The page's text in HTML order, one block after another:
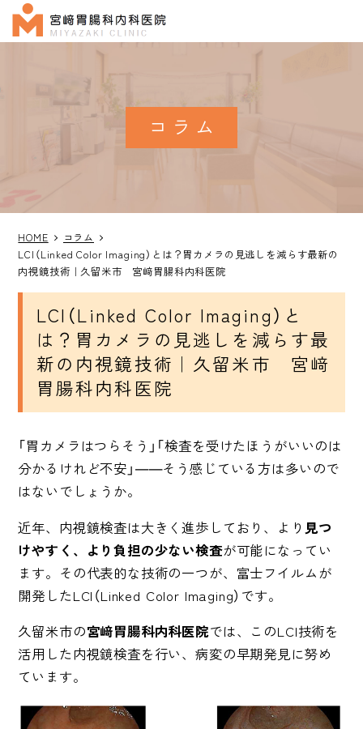
コラム
HOME
コラム
LCI（Linked Color Imaging）とは？胃カメラの見逃しを減らす最新の
内視鏡技術｜久留米市 宮﨑胃腸科内科医院
LCI（Linked Color Imaging）と
は？胃カメラの見逃しを減らす最
新の内視鏡技術｜久留米市 宮﨑
胃腸科内科医院
「胃カメラはつらそう」「検査を受けたほうがいいのは
分かるけれど不安」――そう感じている方は多いので
はないでしょうか。
近年、内視鏡検査は大きく進歩しており、より 見つ
けやすく、より負担の少ない検査が可能になってい
ます。その代表的な技術の一つが、 富士フイルム が
開発したLCI（Linked Color Imaging）です。
久留米市の宮﨑胃腸科内科医院では、このLCI技術を
活用した内視鏡検査を行い、病変の早期発見に努め
ています。